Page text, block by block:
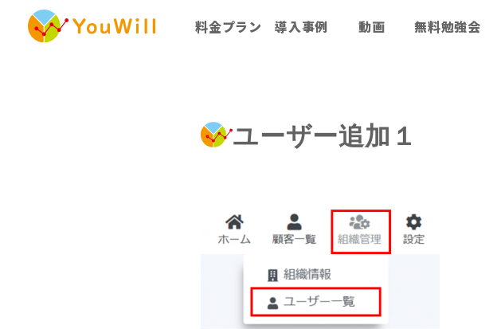
料金プラン
導入事例 動画 無料勉強会
ユーザー追加１